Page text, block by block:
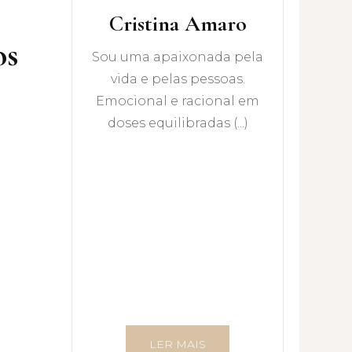
Cristina Amaro
Sou uma apaixonada pela
vida e pelas pessoas.
Emocional e racional em
doses equilibradas (...)
LER MAIS